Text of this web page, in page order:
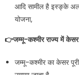
आदि सामील है इस्ङ्के
योजना,
👉जम्मू-कश्मीर राज्य में केसर
जम्मू-कश्मीर का केसर